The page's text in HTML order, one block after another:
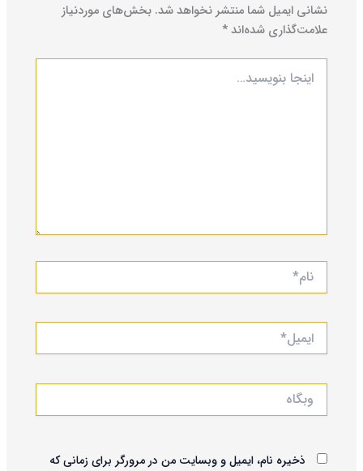
نشانی ایمیل شما منتشر نخواهد شد. بخش‌های موردنیاز
علامت‌گذاری شده‌اند*
اینجا
بنویسید…
نام*
ایمیل*
وبگاه
ذخیره نام، ایمیل و وبسایت من در مرورگر برای زمانی که